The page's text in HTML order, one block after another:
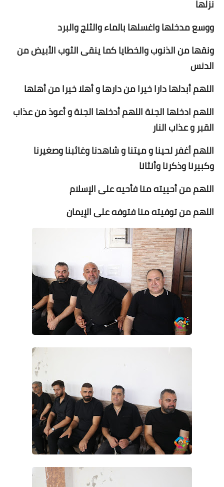
نزلها
ووسع مدخلها واغسلها بالماء والثلج والبرد
ونقها من الذنوب والخطايا كما ينقى الثوب الأبيض من
الدنس
اللهم أبدلها دارا خيرا من دارها و أهلا خيرا من أهلها
اللهم ادخلها الجنة اللهم أدخلها الجنة و أعوذ من عذاب
القبر و عذاب النار
اللهم أغفر لحينا و ميتنا و شاهدنا وغائبنا وصغيرنا
وكبيرنا وذكرنا وأنثانا
اللهم من أحييته منا فأحيه على الإسلام
اللهم من توفيته منا فتوفه على الإيمان